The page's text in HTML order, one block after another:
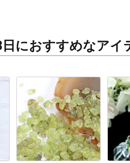
日におすすめなアイ